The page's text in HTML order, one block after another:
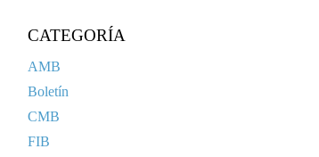
CATEGORÍA
AMB
Boletín
CMB
FIB